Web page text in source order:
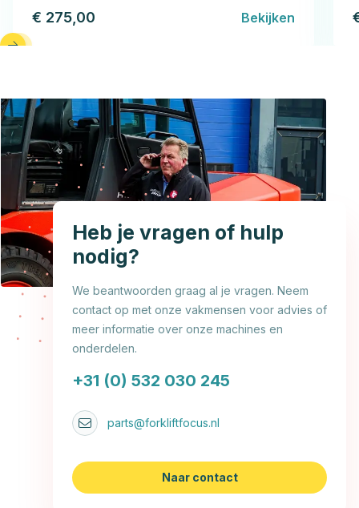
€ 275,00 Bekijken
Heb je vragen of hulp
nodig?
We beantwoorden graag al je vragen. Neem
contact op met onze vakmensen voor advies of
meer informatie over onze machines en
onderdelen.
+31 (0) 532 030 245
parts@forkliftfocus.nl
Naar contact